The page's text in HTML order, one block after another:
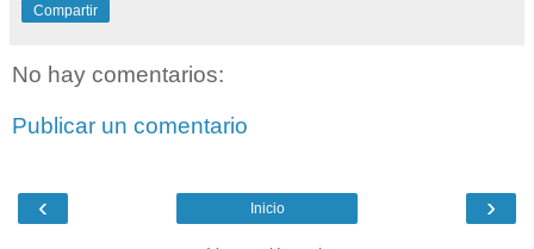
Compartir
No hay comentarios:
Publicar un comentario
‹ ›
Inicio